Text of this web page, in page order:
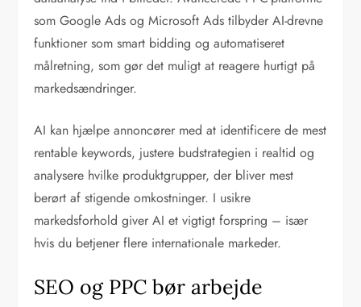
som Google Ads og Microsoft Ads tilbyder AI-drevne
funktioner som smart bidding og automatiseret
målretning, som gør det muligt at reagere hurtigt på
markedsændringer.
AI kan hjælpe annoncører med at identificere de mest
rentable keywords, justere budstrategien i realtid og
analysere hvilke produktgrupper, der bliver mest
berørt af stigende omkostninger. I usikre
markedsforhold giver AI et vigtigt forspring – især
hvis du betjener flere internationale markeder.
SEO og PPC bør arbejde